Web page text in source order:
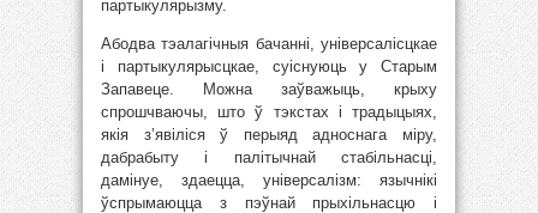
партыкулярызму.
Абодва тэалагічныя бачанні, універсалісцкае
і партыкулярысцкае, суіснуюць у Старым
Запавеце. Можна заўважыць, крыху
спрошчваючы, што ў тэкстах і традыцыях,
якія з’явіліся ў перыяд адноснага міру,
дабрабыту і палітычнай стабільнасці,
дамінуе, здаецца, універсалізм: язычнікі
ўспрымаюцца з пэўнай прыхільнасцю і